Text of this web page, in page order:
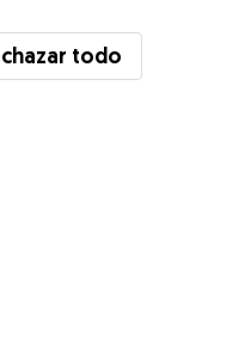
Gudog? Ver más
todo